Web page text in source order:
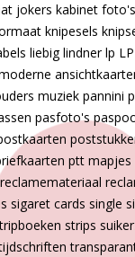
jokers kabinet foto's
knipesels
liebig lindner lp
muziek pannini
pasfoto's
ptt mapjes
reclamemateriaal
sigaret cards single
strips